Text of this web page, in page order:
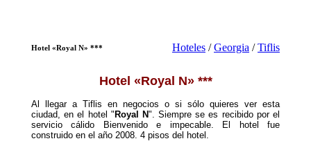
Hotel «Royal N» *** Hoteles /Georgia /Tiflis
Hotel «Royal N» ***
Al llegar a Tiflis en negocios o si sólo quieres ver esta
ciudad, en el hotel " Royal N". Siempre se es recibido por el
servicio cálido Bienvenido e impecable. El hotel fue
construido en el año 2008. 4 pisos del hotel.